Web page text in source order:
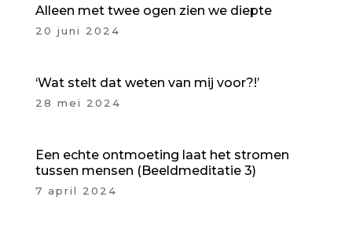
Alleen met twee ogen zien we diepte
20 juni 2024
‘Wat stelt dat weten van mij voor?!’
28 mei 2024
Een echte ontmoeting laat het stromen
tussen mensen (Beeldmeditatie 3)
7 april 2024